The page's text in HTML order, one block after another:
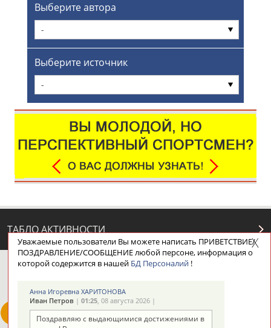
Выберите автора
-
Выберите источник
-
ТАБЛО АКТИВНОСТИ
ЦЕЛИ ПРОЕКТА НАШИ КНОПКИ
Уважаемые пользователи Вы можете написать ПРИВЕТСТВИЕ/
ПОЗДРАВЛЕНИЕ/СООБЩЕНИЕ любой персоне, информация о
которой содержится в нашей БД Персоналий!
Анна Игоревна ХАРИТОНОВА
Иван Петров| 01:25, 08 августа 2026 |
Поздравляю с выдающимися достижениями в